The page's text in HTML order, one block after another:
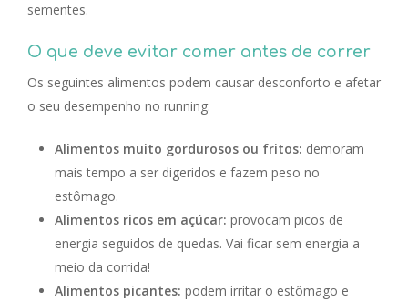
sementes.
O que deve evitar comer antes de correr
Os seguintes alimentos podem causar desconforto e afetar
o seu desempenho no running:
Alimentos muito gordurosos ou fritos: demoram
mais tempo a ser digeridos e fazem peso no
estômago.
Alimentos ricos em açúcar: provocam picos de
energia seguidos de quedas. Vai ficar sem energia a
meio da corrida!
Alimentos picantes: podem irritar o estômago e